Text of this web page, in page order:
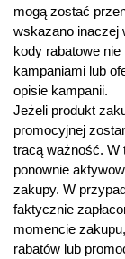
mogą zostać
wskazano inaczej
kody rabatowe
kampaniami lub
opisie kampanii.
Jeżeli produkt
promocyjnej
tracą ważność. W
ponownie
zakupy. W
faktycznie
momencie
rabatów lub